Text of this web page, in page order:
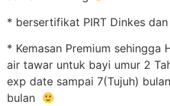
* bersertifikat PIRT Dinkes
* Kemasan Premium sehingga
air tawar untuk bayi umur 2
exp date sampai 7(Tujuh)
bulan